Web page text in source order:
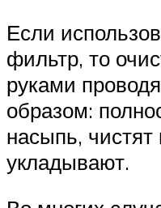
Если
фильтр, то
руками
образом:
насыпь, чистят
укладывают.